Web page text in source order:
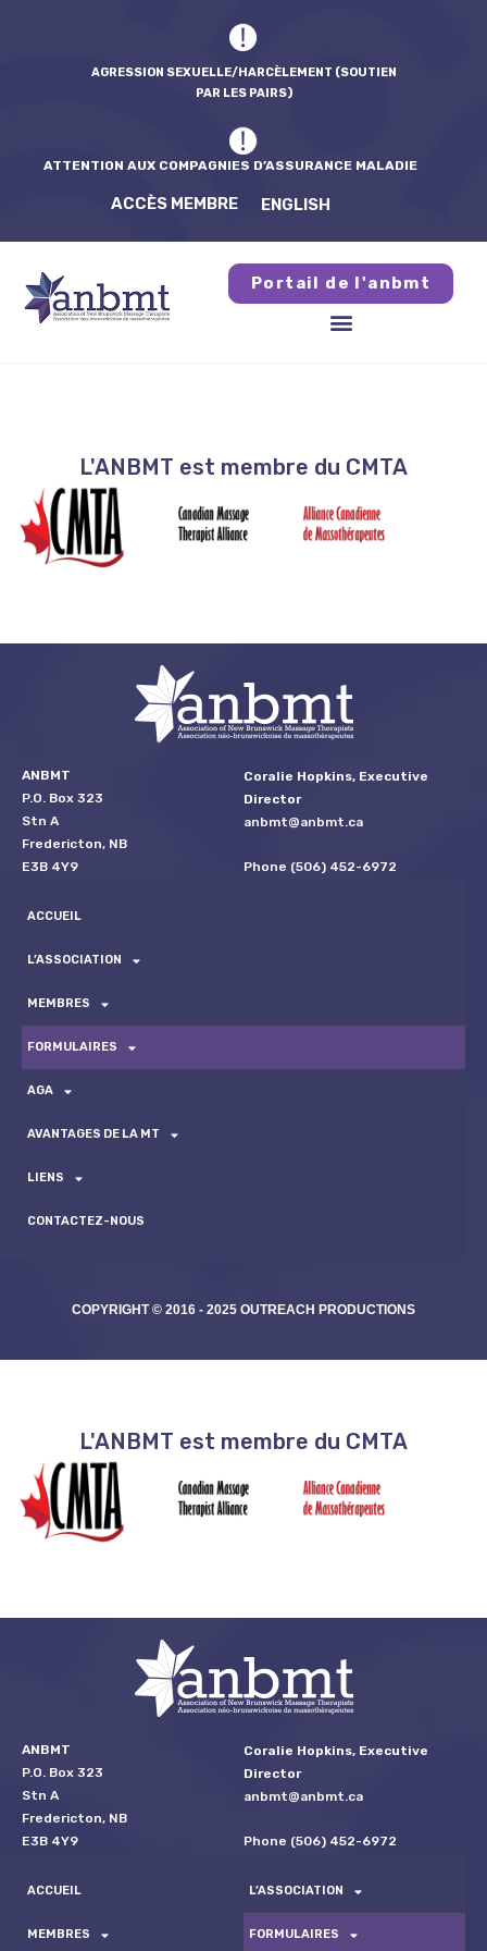
AGRESSION SEXUELLE/HARCÈLEMENT (SOUTIEN
PAR LES PAIRS)
ATTENTION AUX COMPAGNIES D’ASSURANCE MALADIE
ACCÈS MEMBRE ENGLISH
Portail de l'anbmt
L'ANBMT est membre du CMTA
ANBMT
P.O. Box 323
Stn A
Fredericton, NB
E3B 4Y9
Coralie Hopkins, Executive
Director
anbmt@anbmt.ca
Phone (506) 452-6972
ACCUEIL
L’ASSOCIATION
MEMBRES
FORMULAIRES
AGA
AVANTAGES DE LA MT
LIENS
CONTACTEZ-NOUS
COPYRIGHT © 2016 - 2025 OUTREACH PRODUCTIONS
L'ANBMT est membre du CMTA
ANBMT
P.O. Box 323
Stn A
Fredericton, NB
E3B 4Y9
Coralie Hopkins, Executive
Director
anbmt@anbmt.ca
Phone (506) 452-6972
ACCUEIL L’ASSOCIATION
MEMBRES FORMULAIRES